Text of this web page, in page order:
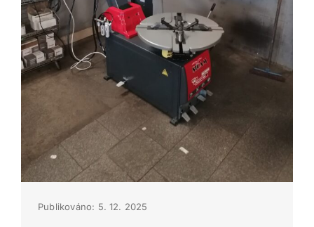
Publikováno: 5. 12. 2025